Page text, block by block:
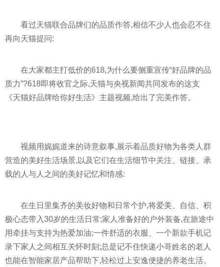
看过天猫联合品牌们的品质作答,相信不少人也会忍不住
再向天猫提问:
在大家都主打低价的618,为什么要侧重宣传“好品牌的品
质力”?618即将收官之际,天猫与央视新闻共同发布的这支
《天猫好品牌给你好生活》主题视频,给出了完美作答。
视频用娓娓道来的诗意叙事,展示着品质好物为各类人群
营造的美好生活场景,以及它们在生活细节中关注、链接、承
载的人与人之间的美好记忆和情感:
在生日里集齐的美妆好物和日常个护,将爱美、自信、积
极心态带入30岁的生活日常;家人准备好的户外装备,在旅途中
用牵挂与支持为热爱加油;一件舒适的衣服、一个新款手机记
录下家人之间相互关怀时刻;总是记不住快递小哥姓名的老人
也能在智能家居产品帮助下,轻松过上安逸便捷的养老生活。